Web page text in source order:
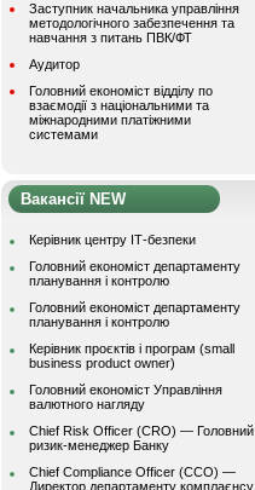
Заступник начальника управління
методологічного забезпечення та
навчання з питань ПВК/ФТ
Аудитор
Головний економіст відділу по
взаємодії з національними та
міжнародними платіжними
системами
Вакансії NEW
Керівник центру ІТ-безпеки
Головний економіст департаменту
планування і контролю
Головний економіст департаменту
планування і контролю
Керівник проєктів і програм (small
business product owner)
Головний економіст Управління
валютного нагляду
Chief Risk Officer (CRO) — Головний
ризик-менеджер Банку
Chief Compliance Officer (CCO) —
Директор департаменту комплаєнсу